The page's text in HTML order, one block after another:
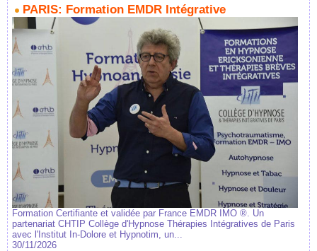
PARIS: Formation EMDR Intégrative
Formation Certifiante et validée par France EMDR IMO ®. Un
partenariat CHTIP Collège d'Hypnose Thérapies Intégratives de Paris
avec l'Institut In-Dolore et Hypnotim, un...
30/11/2026